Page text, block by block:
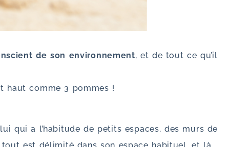
de son environnement, et de tout ce qu’il
haut comme 3 pommes !
qui a l’habitude de petits espaces, des murs de
est délimité dans son espace habituel, et là,